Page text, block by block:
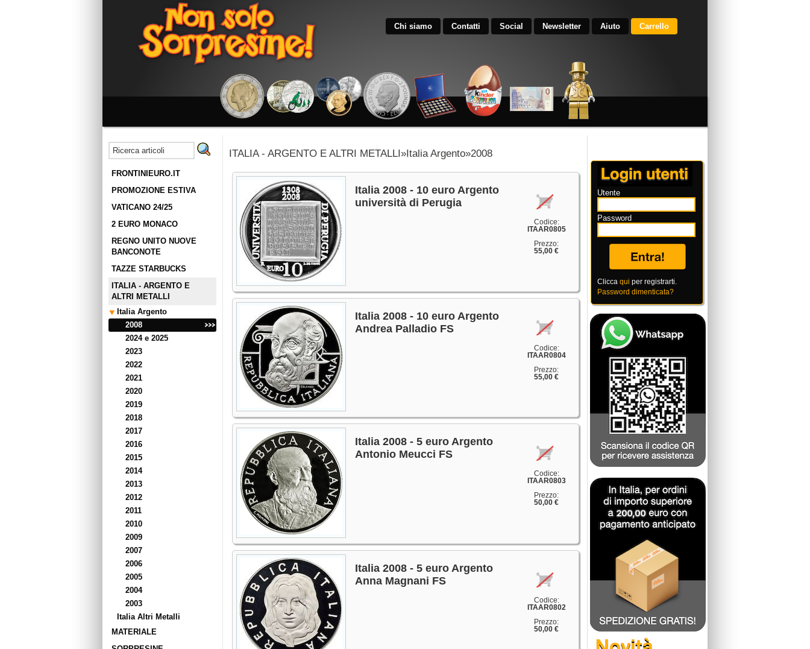
Chi siamo Contatti Social Newsletter Aiuto Carrello
FRONTINIEURO.IT
PROMOZIONE ESTIVA
VATICANO 24/25
2 EURO MONACO
REGNO UNITO NUOVE
BANCONOTE
TAZZE STARBUCKS
ITALIA - ARGENTO E
ALTRI METALLI
Italia Argento
2008
2024 e 2025
2023
2022
2021
2020
2019
2018
2017
2016
2015
2014
2013
2012
2011
2010
2009
2007
2006
2005
2004
2003
Italia Altri Metalli
MATERIALE
ITALIA - ARGENTO E ALTRI METALLI»Italia Argento»2008
Codice:
ITAAR0805
Prezzo:
55,00 €
Italia 2008 - 10 euro Argento
università di Perugia
Codice:
ITAAR0804
Prezzo:
55,00 €
Italia 2008 - 10 euro Argento
Andrea Palladio FS
Codice:
ITAAR0803
Prezzo:
50,00 €
Italia 2008 - 5 euro Argento
Antonio Meucci FS
Codice:
ITAAR0802
Prezzo:
50,00 €
Italia 2008 - 5 euro Argento
Anna Magnani FS
Utente
Password
Clicca qui per registrarti.
Password dimenticata?